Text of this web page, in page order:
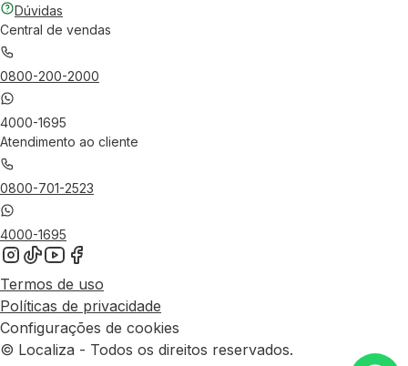
Dúvidas
Central de vendas
0800-200-2000
4000-1695
Atendimento ao cliente
0800-701-2523
4000-1695
Termos de uso
Políticas de privacidade
Configurações de cookies
© Localiza - Todos os direitos reservados.